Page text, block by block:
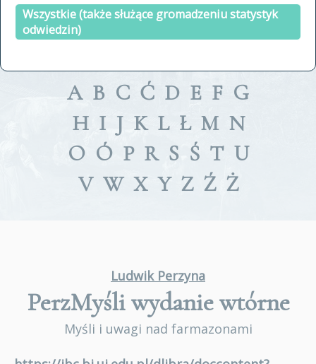
Wszystkie (także służące gromadzeniu statystyk
odwiedzin)
a fronte
a tergo
A B C Ć D E F G
H I J K L Ł M N
O Ó P R S Ś T U
V W X Y Z Ź Ż
Ludwik Perzyna
PerzMyśliwydanie wtórne
Myśli i uwagi nad farmazonami